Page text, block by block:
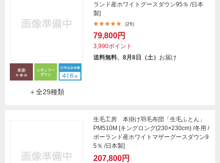
＋全29種類
ランド産ホワイトグースダウン95％ /日本
製]
(26)
79,800円
3,990ポイント
送料無料、8月8日（土） お届け
生毛工房 本掛け羽毛布団「生毛ふとん」
PM510M [キングロング(230×230cm) /冬用 /
ポーランド産ホワイトマザーグースダウン9
5％ /日本製]
207,800円